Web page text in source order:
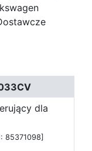
dla
85371098]